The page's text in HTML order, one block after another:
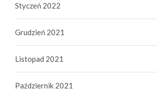
Styczeń 2022
Grudzień 2021
Listopad 2021
Październik 2021